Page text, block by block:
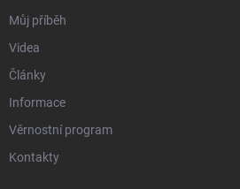
Můj příběh
Videa
Články
Informace
Věrnostní program
Kontakty